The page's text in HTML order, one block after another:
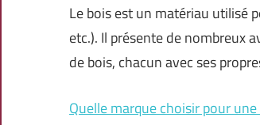
Le bois est un matériau utilisé
etc.). Il présente de nombreux
de bois, chacun avec ses
Quelle marque choisir pour